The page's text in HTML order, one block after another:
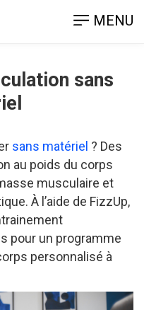
MENU
sans
sans matériel ? Des
au poids du corps
musculaire et
À l’aide de FizzUp,
pour un programme
personnalisé à